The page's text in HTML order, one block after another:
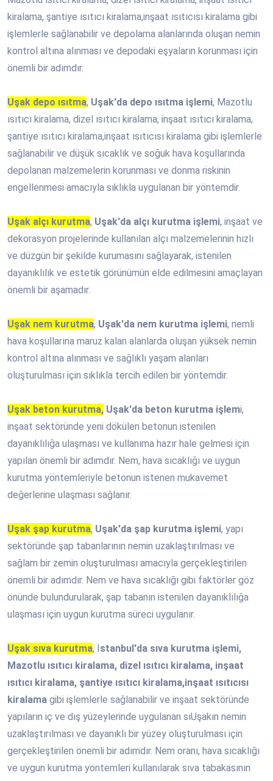
kiralama, şantiye ısıtıcı kiralama,inşaat ısıtıcısı kiralama gibi
işlemlerle sağlanabilir ve depolama alanlarında oluşan nemin
kontrol altına alınması ve depodaki eşyaların korunması için
önemli bir adımdır.
Uşak depo ısıtma, Uşak'da depo ısıtma işlemi, Mazotlu
ısıtıcı kiralama, dizel ısıtıcı kiralama, inşaat ısıtıcı kiralama,
şantiye ısıtıcı kiralama,inşaat ısıtıcısı kiralama gibi işlemlerle
sağlanabilir ve düşük sıcaklık ve soğuk hava koşullarında
depolanan malzemelerin korunması ve donma riskinin
engellenmesi amacıyla sıklıkla uygulanan bir yöntemdir.
Uşak alçı kurutma, Uşak'da alçı kurutma işlemi, inşaat ve
dekorasyon projelerinde kullanılan alçı malzemelerinin hızlı
ve düzgün bir şekilde kurumasını sağlayarak, istenilen
dayanıklılık ve estetik görünümün elde edilmesini amaçlayan
önemli bir aşamadır.
Uşak nem kurutma, Uşak'da nem kurutma işlemi, nemli
hava koşullarına maruz kalan alanlarda oluşan yüksek nemin
kontrol altına alınması ve sağlıklı yaşam alanları
oluşturulması için sıklıkla tercih edilen bir yöntemdir.
Uşak beton kurutma, Uşak'da beton kurutma işlemi,
inşaat sektöründe yeni dökülen betonun istenilen
dayanıklılığa ulaşması ve kullanıma hazır hale gelmesi için
yapılan önemli bir adımdır. Nem, hava sıcaklığı ve uygun
kurutma yöntemleriyle betonun istenen mukavemet
değerlerine ulaşması sağlanır.
Uşak şap kurutma, Uşak'da şap kurutma işlemi, yapı
sektöründe şap tabanlarının nemin uzaklaştırılması ve
sağlam bir zemin oluşturulması amacıyla gerçekleştirilen
önemli bir adımdır. Nem ve hava sıcaklığı gibi faktörler göz
önünde bulundurularak, şap tabanın istenilen dayanıklılığa
ulaşması için uygun kurutma süreci uygulanır.
Uşak sıva kurutma, İ stanbul'da sıva kurutma işlemi,
Mazotlu ısıtıcı kiralama, dizel ısıtıcı kiralama, inşaat
ısıtıcı kiralama, şantiye ısıtıcı kiralama,inşaat ısıtıcısı
kiralama gibi işlemlerle sağlanabilir ve inşaat sektöründe
yapıların iç ve dış yüzeylerinde uygulanan sıUşakın nemin
uzaklaştırılması ve dayanıklı bir yüzey oluşturulması için
gerçekleştirilen önemli bir adımdır. Nem oranı, hava sıcaklığı
ve uygun kurutma yöntemleri kullanılarak sıva tabakasının